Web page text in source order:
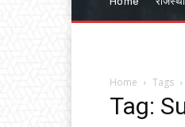
Home Tags
Tag: